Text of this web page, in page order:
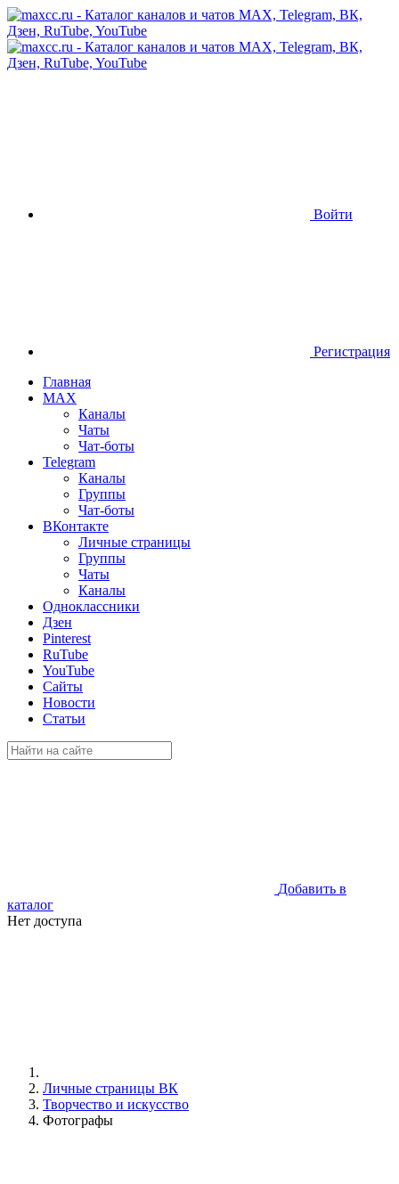
Войти
Регистрация
Главная
MAX
Каналы
Чаты
Чат-боты
Telegram
Каналы
Группы
Чат-боты
ВКонтакте
Личные страницы
Группы
Чаты
Каналы
Одноклассники
Дзен
Pinterest
RuTube
YouTube
Сайты
Новости
Статьи
Добавить в
каталог
Нет доступа
Личные страницы ВК
Творчество и искусство
Фотографы